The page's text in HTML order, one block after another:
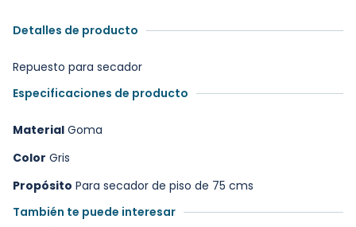
Detalles de producto
Repuesto para secador
Especificaciones de producto
Material Goma
Color Gris
Propósito Para secador de piso de 75 cms
También te puede interesar